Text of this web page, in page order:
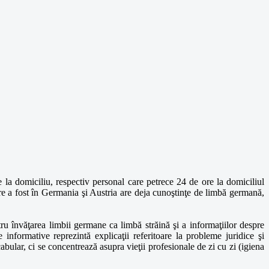
domiciliu, respectiv personal care petrece 24 de ore la domiciliul
fost în Germania şi Austria are deja cunoştinţe de limbă germană,
învăţarea limbii germane ca limbă străină şi a informaţiilor despre
reprezintă explicaţii referitoare la probleme juridice şi
ci se concentrează asupra vieţii profesionale de zi cu zi (igiena